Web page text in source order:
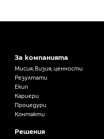
За компанията
Мисия, визия, ценности
Резултати
Екип
Кариери
Процедури
Контакти
Решения